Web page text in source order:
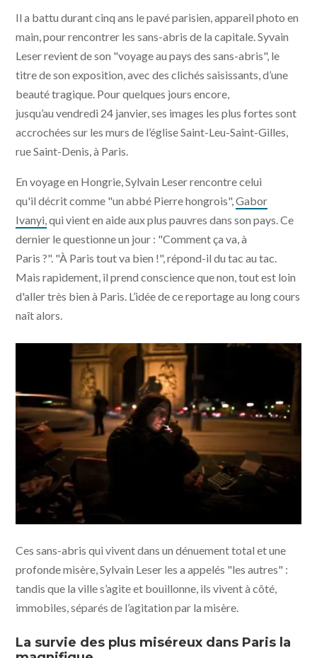
Il a battu durant cinq ans le pavé parisien, appareil photo en
main, pour rencontrer les sans-abris de la capitale. Syvain
Leser revient de son "voyage au pays des sans-abris", le
titre de son exposition, avec des clichés saisissants, d’une
beauté tragique. Pour quelques jours encore,
jusqu’au vendredi 24 janvier, ses images les plus fortes sont
accrochées sur les murs de l’église Saint-Leu-Saint-Gilles,
rue Saint-Denis, à Paris.
En voyage en Hongrie, Sylvain Leser rencontre celui
qu'il décrit comme "un abbé Pierre hongrois",Gabor
Ivanyi,qui vient en aide aux plus pauvres dans son pays. Ce
dernier le questionne un jour : "Comment ça va, à
Paris ?". "À Paris tout va bien !", répond-il du tac au tac.
Mais rapidement, il prend conscience que non, tout est loin
d'aller très bien à Paris. L’idée de ce reportage au long cours
naît alors.
Ces sans-abris qui vivent dans un dénuement total et une
profonde misère, Sylvain Leser les a appelés "les autres" :
tandis que la ville s’agite et bouillonne, ils vivent à côté,
immobiles, séparés de l’agitation par la misère.
La survie des plus miséreux dans Paris la